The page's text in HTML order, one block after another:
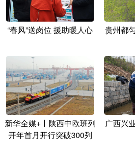
“春风”送岗位 援助暖人心 贵州都
新华全媒+丨陕西中欧班列
开年首月开行突破300列
广西兴